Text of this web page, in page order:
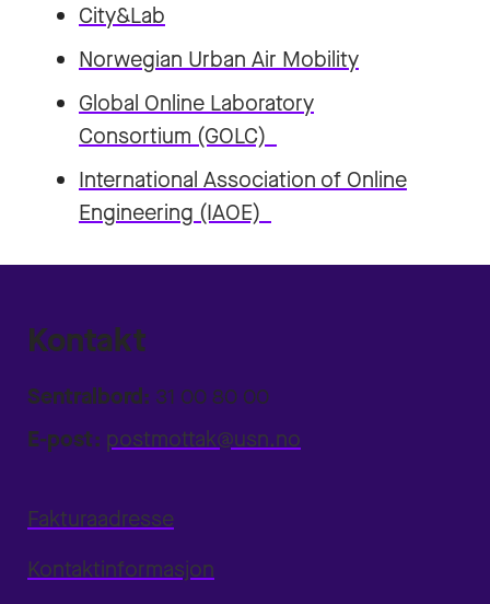
City&Lab
Norwegian Urban Air Mobility
Global Online Laboratory
Consortium (GOLC)
International Association of Online
Engineering (IAOE)
Kontakt
Sentralbord: 31 00 80 00
E-post: postmottak@usn.no
Fakturaadresse
Kontaktinformasjon